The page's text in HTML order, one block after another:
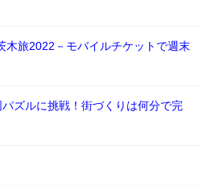
木旅2022－モバイルチケットで週末
ズルに挑戦！街づくりは何分で完